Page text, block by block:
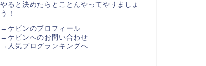
やると決めたらとことんやってやりましょ
う！
→ケビンのプロフィール
→ケビンへのお問い合わせ
→人気ブログランキングへ